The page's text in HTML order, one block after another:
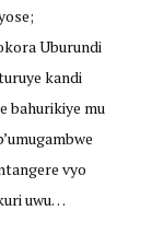
Uburundi
kandi
bahurikiye mu
vyo
uwu…